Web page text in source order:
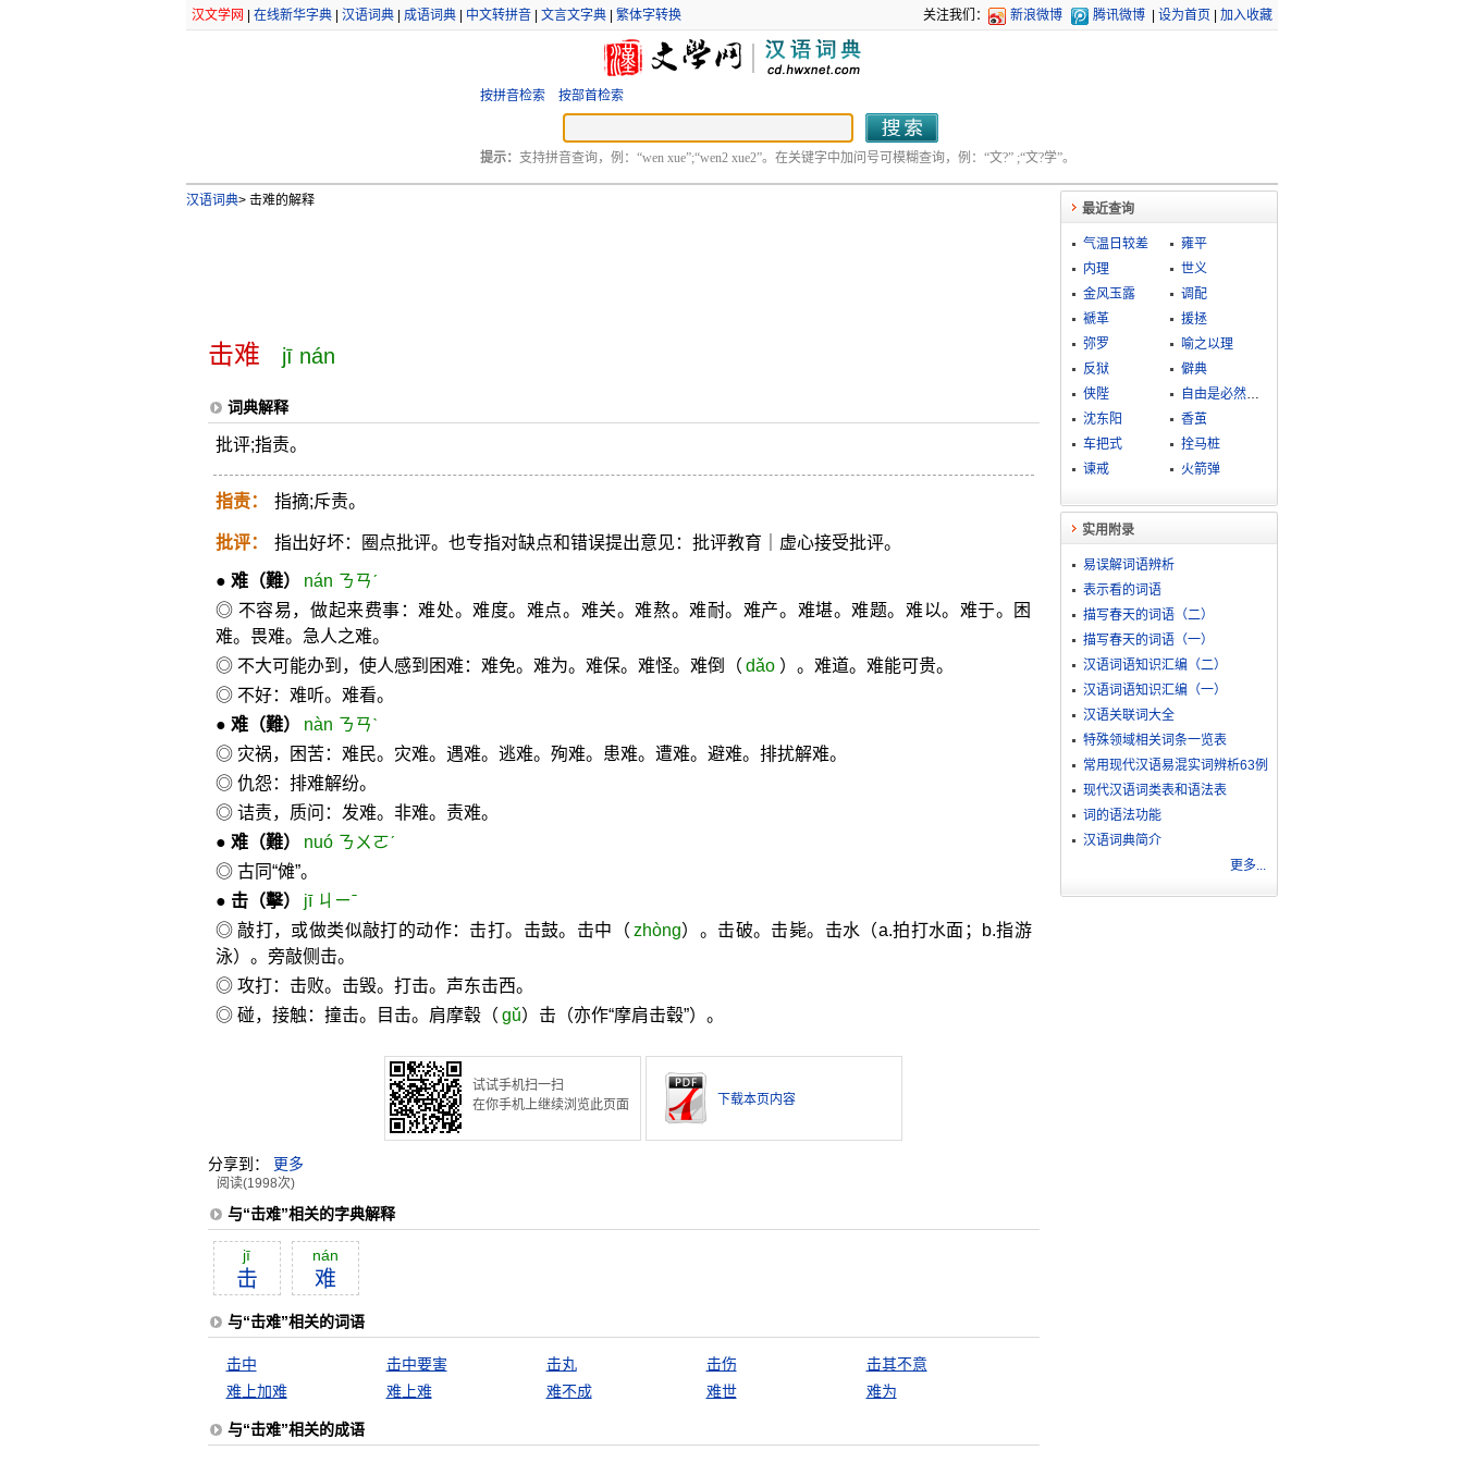
汉文学网 在线新华字典| 汉语词典| 成语词典| 中文转拼音| 文言文字典| 繁体字转换 关注我们： 新浪微博 腾讯微博 设为首页 加入收藏
按拼音检索 按部首检索
提示： 支持拼音查询，例：“wen xue”;“wen2 xue2”。在关键字中加问号可模糊查询，例：“文?” ;“文?学”。
汉语词典>击难的解释
击难 jī nán
词典解释
批评;指责。
指责： 指摘;斥责。
批评： 指出好坏：圈点批评。也专指对缺点和错误提出意见：批评教育｜虚心接受批评。
● 难（難）
nán ㄋㄢˊ
◎ 不容易，做起来费事：难处。难度。难点。难关。难熬。难耐。难产。难堪。难题。难以。难于。困
难。畏难。急人之难。
◎ 不大可能办到，使人感到困难：难免。难为。难保。难怪。难倒（ dǎo ）。难道。难能可贵。
◎ 不好：难听。难看。
● 难（難）
nàn ㄋㄢˋ
◎ 灾祸，困苦：难民。灾难。遇难。逃难。殉难。患难。遭难。避难。排扰解难。
◎ 仇怨：排难解纷。
◎ 诘责，质问：发难。非难。责难。
● 难（難）
nuó ㄋㄨㄛˊ
◎ 古同“傩”。
● 击（擊）
jī ㄐㄧˉ
◎ 敲打，或做类似敲打的动作：击打。击鼓。击中（ zhòng）。击破。击毙。击水（a.拍打水面；b.指游
泳）。旁敲侧击。
◎ 攻打：击败。击毁。打击。声东击西。
◎ 碰，接触：撞击。目击。肩摩毂（ gǔ）击（亦作“摩肩击毂”）。
试试手机扫一扫
在你手机上继续浏览此页面
下载本页内容
分享到： 更多
阅读(1998次)
与“击难”相关的字典解释
jī
击
nán
难
与“击难”相关的词语
击中 击中要害 击丸 击伤
击其不意
难上加难
难上难 难不成 难世 难为
与“击难”相关的成语
最近查询
气温日较差
雍平
内理
世义
金风玉露
调配
褫革
援拯
弥罗
喻之以理
反狱
僻典
侠陛
自由是必然的认识和世界的改造
沈东阳
香茧
车把式
拴马桩
谏戒
火箭弹
实用附录
易误解词语辨析
表示看的词语
描写春天的词语（二）
描写春天的词语（一）
汉语词语知识汇编（二）
汉语词语知识汇编（一）
汉语关联词大全
特殊领域相关词条一览表
常用现代汉语易混实词辨析63例
现代汉语词类表和语法表
词的语法功能
汉语词典简介
更多...